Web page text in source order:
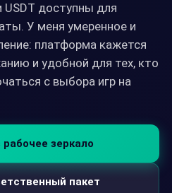
USDT доступны для
У меня умеренное и
платформа кажется
и удобной для тех, кто
с выбора игр на
зеркало
пакет